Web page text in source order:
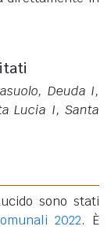
Deuda I,
Lucia I, Santa
sono stati
2022. È